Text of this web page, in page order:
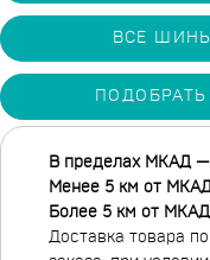
ВСЕ ШИНЫ
ПОДОБРАТЬ
В пределах МКАД —
Менее 5 км от
Более 5 км от
Доставка товара